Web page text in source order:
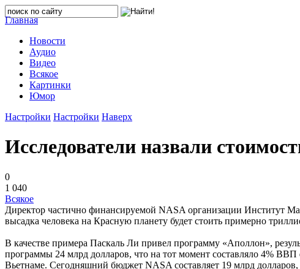
Главная
Новости
Аудио
Видео
Всякое
Картинки
Юмор
Настройки Настройки Наверх
Исследователи назвали
0
1 040
Всякое
Директор частично финансируемой NASA организации Институт
высадка человека на Красную планету будет стоить примерно
В качестве примера Паскаль Ли привел программу «Аполлон»,
программы 24 млрд долларов, что на тот момент составляло 4%
Вьетнаме. Сегодняшний бюджет NASA составляет 19 млрд